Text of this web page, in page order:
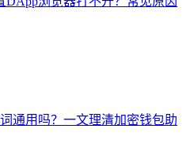
通用吗？一文理清加密钱包助